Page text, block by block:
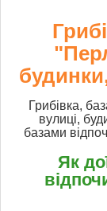
Грибівка,
вулиці,
базами
Як